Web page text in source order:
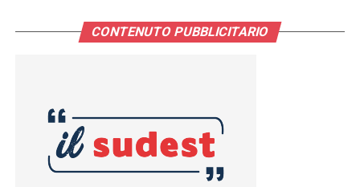
CONTENUTO PUBBLICITARIO